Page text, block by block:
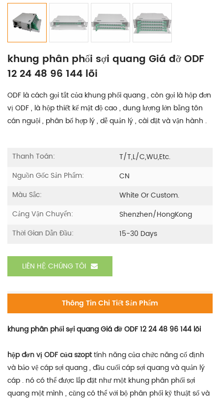
khung phân phối sợi quang Giá đỡ ODF
12 24 48 96 144 lõi
ODF là cách gọi tắt của khung phối quang , còn gọi là hộp đơn
vị ODF , là hộp thiết kế mật độ cao , dung lượng lớn bằng tôn
cán nguội , phân bố hợp lý , dễ quản lý , cài đặt và vận hành .
Thanh Toán:
T/T,L/C,WU,etc.
Nguồn Gốc Sản Phẩm:
CN
Màu Sắc:
White Or Custom.
Cảng Vận Chuyển:
Shenzhen/HongKong
Thời Gian Dẫn Đầu:
15-30 Days
LIÊN HỆ CHÚNG TÔI
Thông Tin Chi Tiết Sản Phẩm
khung phân phối sợi quang Giá đỡ ODF 12 24 48 96 144 lõi
hộp đơn vị ODF của szopttính năng của chức năng cố định
và bảo vệ cáp sợi quang , đầu cuối cáp sợi quang và quản lý
cáp . nó có thể được lắp đặt như một khung phân phối sợi
quang một mình , cũng có thể với bộ phân phối kỹ thuật số và